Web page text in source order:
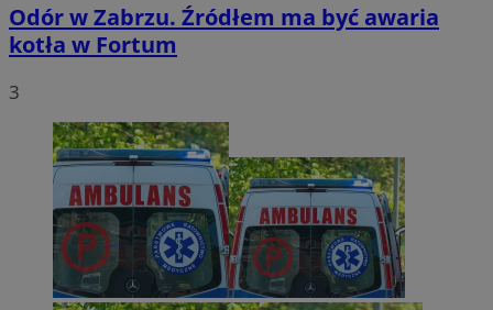
Odór w Zabrzu. Źródłem ma być awaria
kotła w Fortum
3